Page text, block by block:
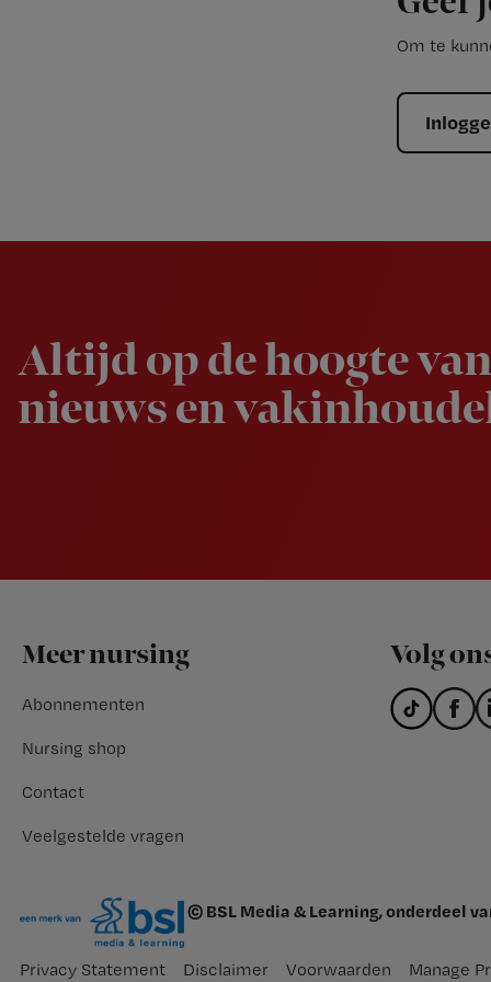
Om te
Altijd op de hoogte
nieuws en
Footer
Meer nursing
Abonnementen
Nursing shop
Contact
Veelgestelde vragen
Volg
© BSL Media & Learning, onderdeel
Privacy Statement Disclaimer Voorwaarden Manage